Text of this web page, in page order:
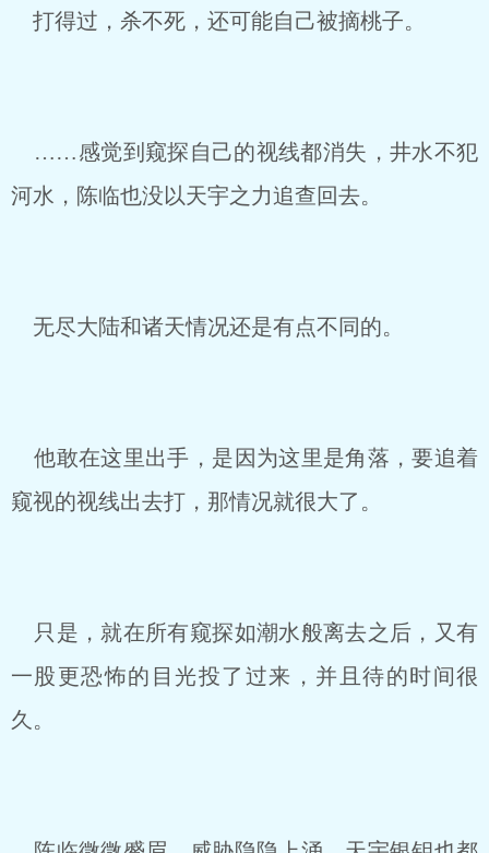
打得过，杀不死，还可能自己被摘桃子。
……感觉到窥探自己的视线都消失，井水不犯
河水，陈临也没以天宇之力追查回去。
无尽大陆和诸天情况还是有点不同的。
他敢在这里出手，是因为这里是角落，要追着
窥视的视线出去打，那情况就很大了。
只是，就在所有窥探如潮水般离去之后，又有
一股更恐怖的目光投了过来，并且待的时间很
久。